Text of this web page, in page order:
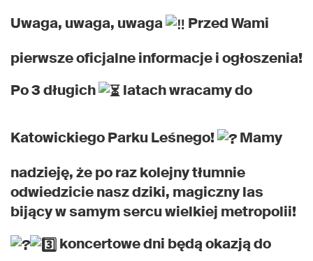
Uwaga, uwaga, uwaga
Przed Wami
pierwsze oficjalne informacje i ogłoszenia!
Po 3 długich
latach wracamy do
Katowickiego Parku Leśnego!
Mamy
nadzieję, że po raz kolejny tłumnie
odwiedzicie nasz dziki, magiczny las
bijący w samym sercu wielkiej metropolii!
koncertowe dni będą okazją do